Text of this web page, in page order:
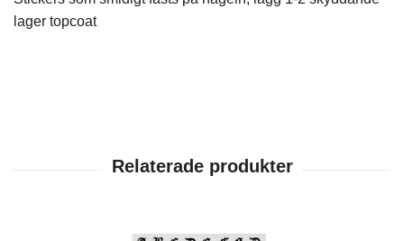
lager topcoat